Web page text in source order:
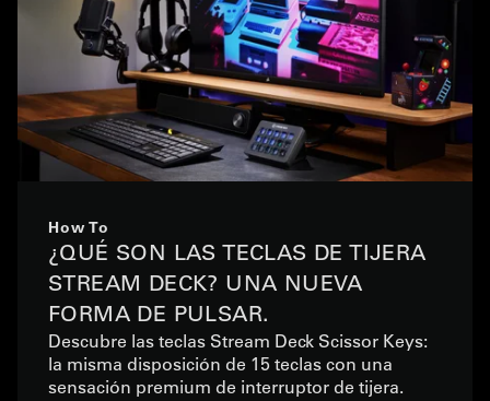
How To
¿QUÉ SON LAS TECLAS DE TIJERA
STREAM DECK? UNA NUEVA
FORMA DE PULSAR.
Descubre las teclas Stream Deck Scissor Keys:
la misma disposición de 15 teclas con una
sensación premium de interruptor de tijera.